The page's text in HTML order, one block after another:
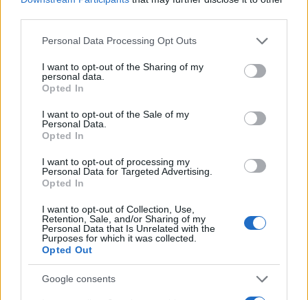
Please note that this website/app uses one or more Google
not limited to your visit or usage behaviour. You may click to
grant or deny consent to Google and its third-party tags to
use your data for below specified purposes in below Google
consent section.
Personal Data Processing Opt Outs
I want to opt-out of the Sharing of my
personal data.
Opted In
I want to opt-out of the Sale of my
Personal Data.
Opted In
I want to opt-out of processing my
Personal Data for Targeted Advertising.
Opted In
I want to opt-out of Collection, Use,
Retention, Sale, and/or Sharing of my
Personal Data that Is Unrelated with the
Purposes for which it was collected.
Opted Out
Google consents